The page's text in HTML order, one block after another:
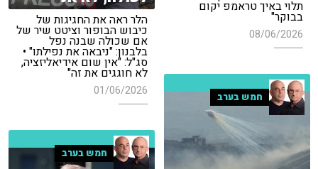
תלוי באיך טראמפ יקום
בבוקר"
08/06/2026
הלר ראה את החגיגות של
כיבוש הבופור וציטט שיר של
אם שכולה שבנה נפל
בלבנון: "ניבאה את נפילתו" •
סג"ל: "אין שום אידיאליזציה,
לא חוגגים את זה"
01/06/2026 חמש בערב
חמש בערב